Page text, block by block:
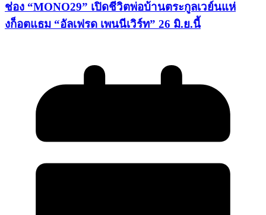
ช่อง “MONO29” เปิดชีวิตพ่อบ้านตระกูลเวย์นแห่
งก็อตแธม “อัลเฟรด เพนนีเวิร์ท” 26 มิ.ย.นี้